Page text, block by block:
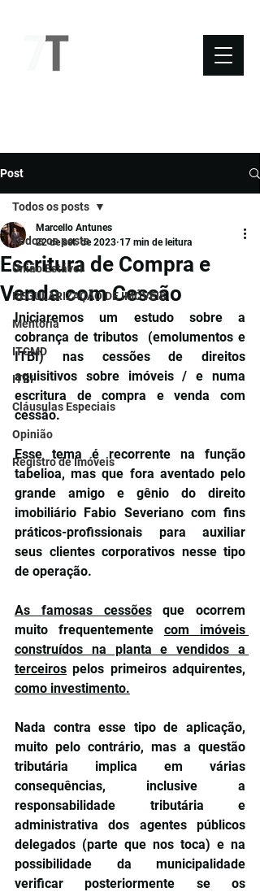
Post
Todos os posts
União Estável
REGULARIZAÇÃO DE IMÓVEIS
Mentoria
ITCMD
ITBI
Cláusulas Especiais
Opinião
Registro de Imóveis
Todos os posts
Escritura de Compra e
Venda com Cessão
Marcello Antunes
22 de set. de 2023 17 min de leitura
Iniciaremos um estudo sobre a
cobrança de tributos  (emolumentos e
ITBI) nas cessões de direitos
aquisitivos sobre imóveis / e numa
escritura de compra e venda com
cessão.
Esse tema é recorrente na função
tabelioa, mas que fora aventado pelo
grande amigo e gênio do direito
imobiliário Fabio Severiano com fins
práticos-profissionais para auxiliar
seus clientes corporativos nesse tipo
de operação.
As famosas cessões que ocorrem
muito frequentemente com imóveis
construídos na planta e vendidos a
terceiros pelos primeiros adquirentes,
como investimento.
Nada contra esse tipo de aplicação,
muito pelo contrário, mas a questão
tributária implica em várias
consequências, inclusive a
responsabilidade tributária e
administrativa dos agentes públicos
delegados (parte que nos toca) e na
possibilidade da municipalidade
verificar posteriormente se os